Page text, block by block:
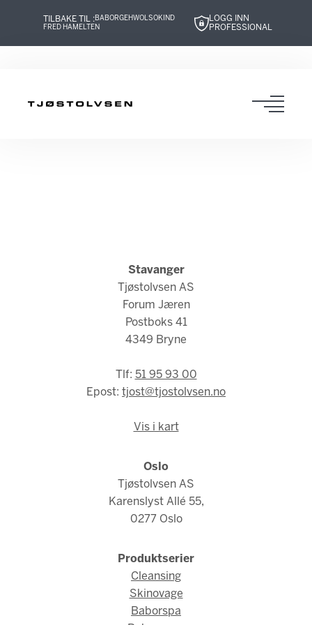
innhold
navigasjon
innhold
navigasjon
TILBAKE TIL :BABORGEHWOLSOKIND
FRED HAMELTEN
LOGG INN
PROFESSIONAL
Stavanger
Tjøstolvsen AS
Forum Jæren
Postboks 41
4349 Bryne
Tlf: 51 95 93 00
Epost: tjost@tjostolvsen.no
Vis i kart
Oslo
Tjøstolvsen AS
Karenslyst Allé 55,
0277 Oslo
Produktserier
Cleansing
Skinovage
Baborspa